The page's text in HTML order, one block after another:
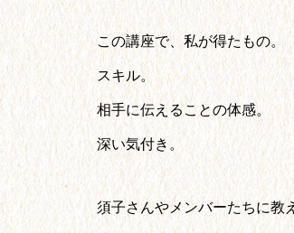
この講座で、私が得たもの。
スキル。
相手に伝えることの体感。
深い気付き。
須子さんやメンバーたちに教